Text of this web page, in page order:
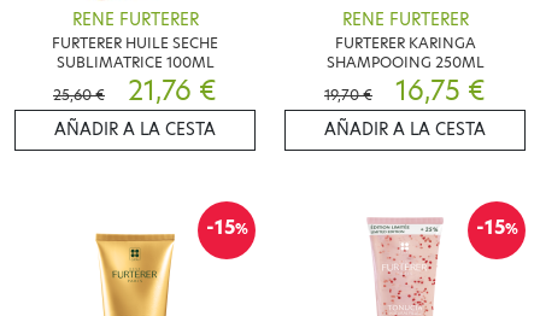
RENE FURTERER
FURTERER HUILE SECHE
SUBLIMATRICE 100ML
25,60 €
21,76 €
AÑADIR A LA CESTA
RENE FURTERER
FURTERER KARINGA
SHAMPOOING 250ML
19,70 €
16,75 €
AÑADIR A LA CESTA
-15% -15%